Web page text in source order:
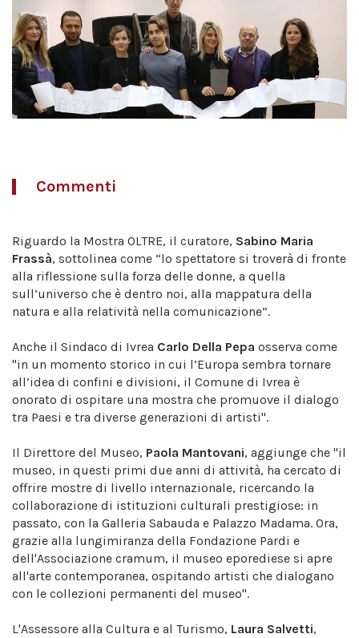
Commenti
Riguardo la Mostra OLTRE, il curatore, Sabino Maria
Frassà, sottolinea come “lo spettatore si troverà di fronte
alla riflessione sulla forza delle donne, a quella
sull’universo che è dentro noi, alla mappatura della
natura e alla relatività nella comunicazione”.
Anche il Sindaco di Ivrea Carlo Della Pepa osserva come
"in un momento storico in cui l’Europa sembra tornare
all’idea di confini e divisioni, il Comune di Ivrea è
onorato di ospitare una mostra che promuove il dialogo
tra Paesi e tra diverse generazioni di artisti".
Il Direttore del Museo, Paola Mantovani, aggiunge che "il
museo, in questi primi due anni di attività, ha cercato di
offrire mostre di livello internazionale, ricercando la
collaborazione di istituzioni culturali prestigiose: in
passato, con la Galleria Sabauda e Palazzo Madama. Ora,
grazie alla lungimiranza della Fondazione Pardi e
dell'Associazione cramum, il museo eporediese si apre
all'arte contemporanea, ospitando artisti che dialogano
con le collezioni permanenti del museo".
L'Assessore alla Cultura e al Turismo, Laura Salvetti,